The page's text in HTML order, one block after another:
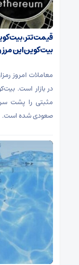
بیت‌کوین این
معاملات امروز
در بازار است.
مثبتی را پشت سر
صعودی شده است.